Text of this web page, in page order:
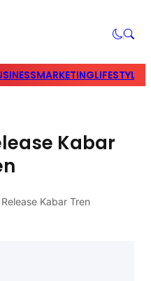
MARKETINGLIFESTYLE
Kabar
Kabar Tren